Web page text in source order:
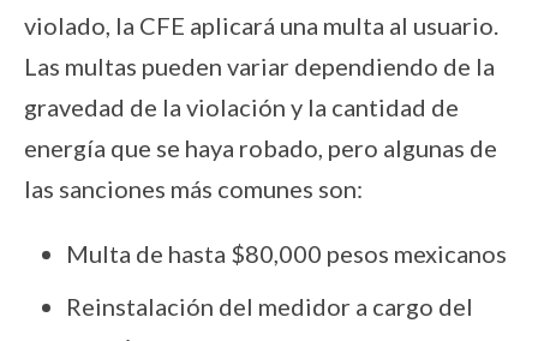
violado, la CFE aplicará una multa al usuario.
Las multas pueden variar dependiendo de la
gravedad de la violación y la cantidad de
energía que se haya robado, pero algunas de
las sanciones más comunes son:
Multa de hasta $80,000 pesos mexicanos
Reinstalación del medidor a cargo del